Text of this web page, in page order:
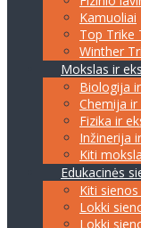
Kamuoliai
Top Trike
Winther
Mokslas ir
Biologija
Chemija
Fizika ir
Inžinerija
Kiti
Edukacinės
Kiti
Lokki
Lokki